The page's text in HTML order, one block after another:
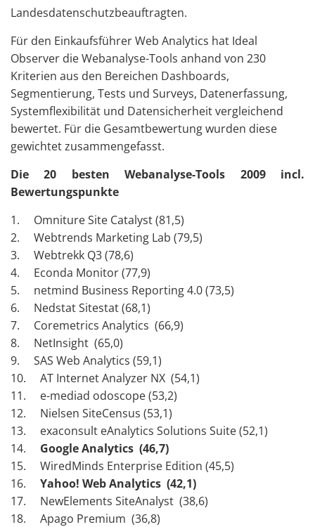
Landesdatenschutzbeauftragten.
Für den Einkaufsführer Web Analytics hat Ideal
Observer die Webanalyse-Tools anhand von 230
Kriterien aus den Bereichen Dashboards,
Segmentierung, Tests und Surveys, Datenerfassung,
Systemflexibilität und Datensicherheit vergleichend
bewertet. Für die Gesamtbewertung wurden diese
gewichtet zusammengefasst.
Die 20 besten Webanalyse-Tools 2009 incl.
Bewertungspunkte
1. Omniture Site Catalyst (81,5)
2. Webtrends Marketing Lab (79,5)
3. Webtrekk Q3 (78,6)
4. Econda Monitor (77,9)
5. netmind Business Reporting 4.0 (73,5)
6. Nedstat Sitestat (68,1)
7. Coremetrics Analytics (66,9)
8. NetInsight (65,0)
9. SAS Web Analytics (59,1)
10. AT Internet Analyzer NX (54,1)
11. e-mediad odoscope (53,2)
12. Nielsen SiteCensus (53,1)
13. exaconsult eAnalytics Solutions Suite (52,1)
14. Google Analytics (46,7)
15. WiredMinds Enterprise Edition (45,5)
16. Yahoo! Web Analytics (42,1)
17. NewElements SiteAnalyst (38,6)
18. Apago Premium (36,8)